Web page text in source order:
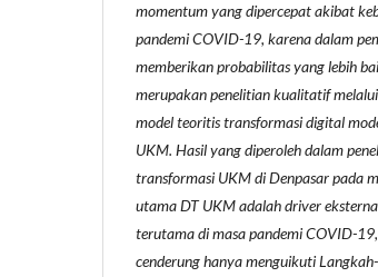
momentum yang dipercepat akibat
pandemi COVID-19, karena dalam
memberikan probabilitas yang lebih
merupakan penelitian kualitatif
model teoritis transformasi digital
UKM. Hasil yang diperoleh dalam
transformasi UKM di Denpasar pada
utama DT UKM adalah driver
terutama di masa pandemi COVID-
cenderung hanya menguikuti